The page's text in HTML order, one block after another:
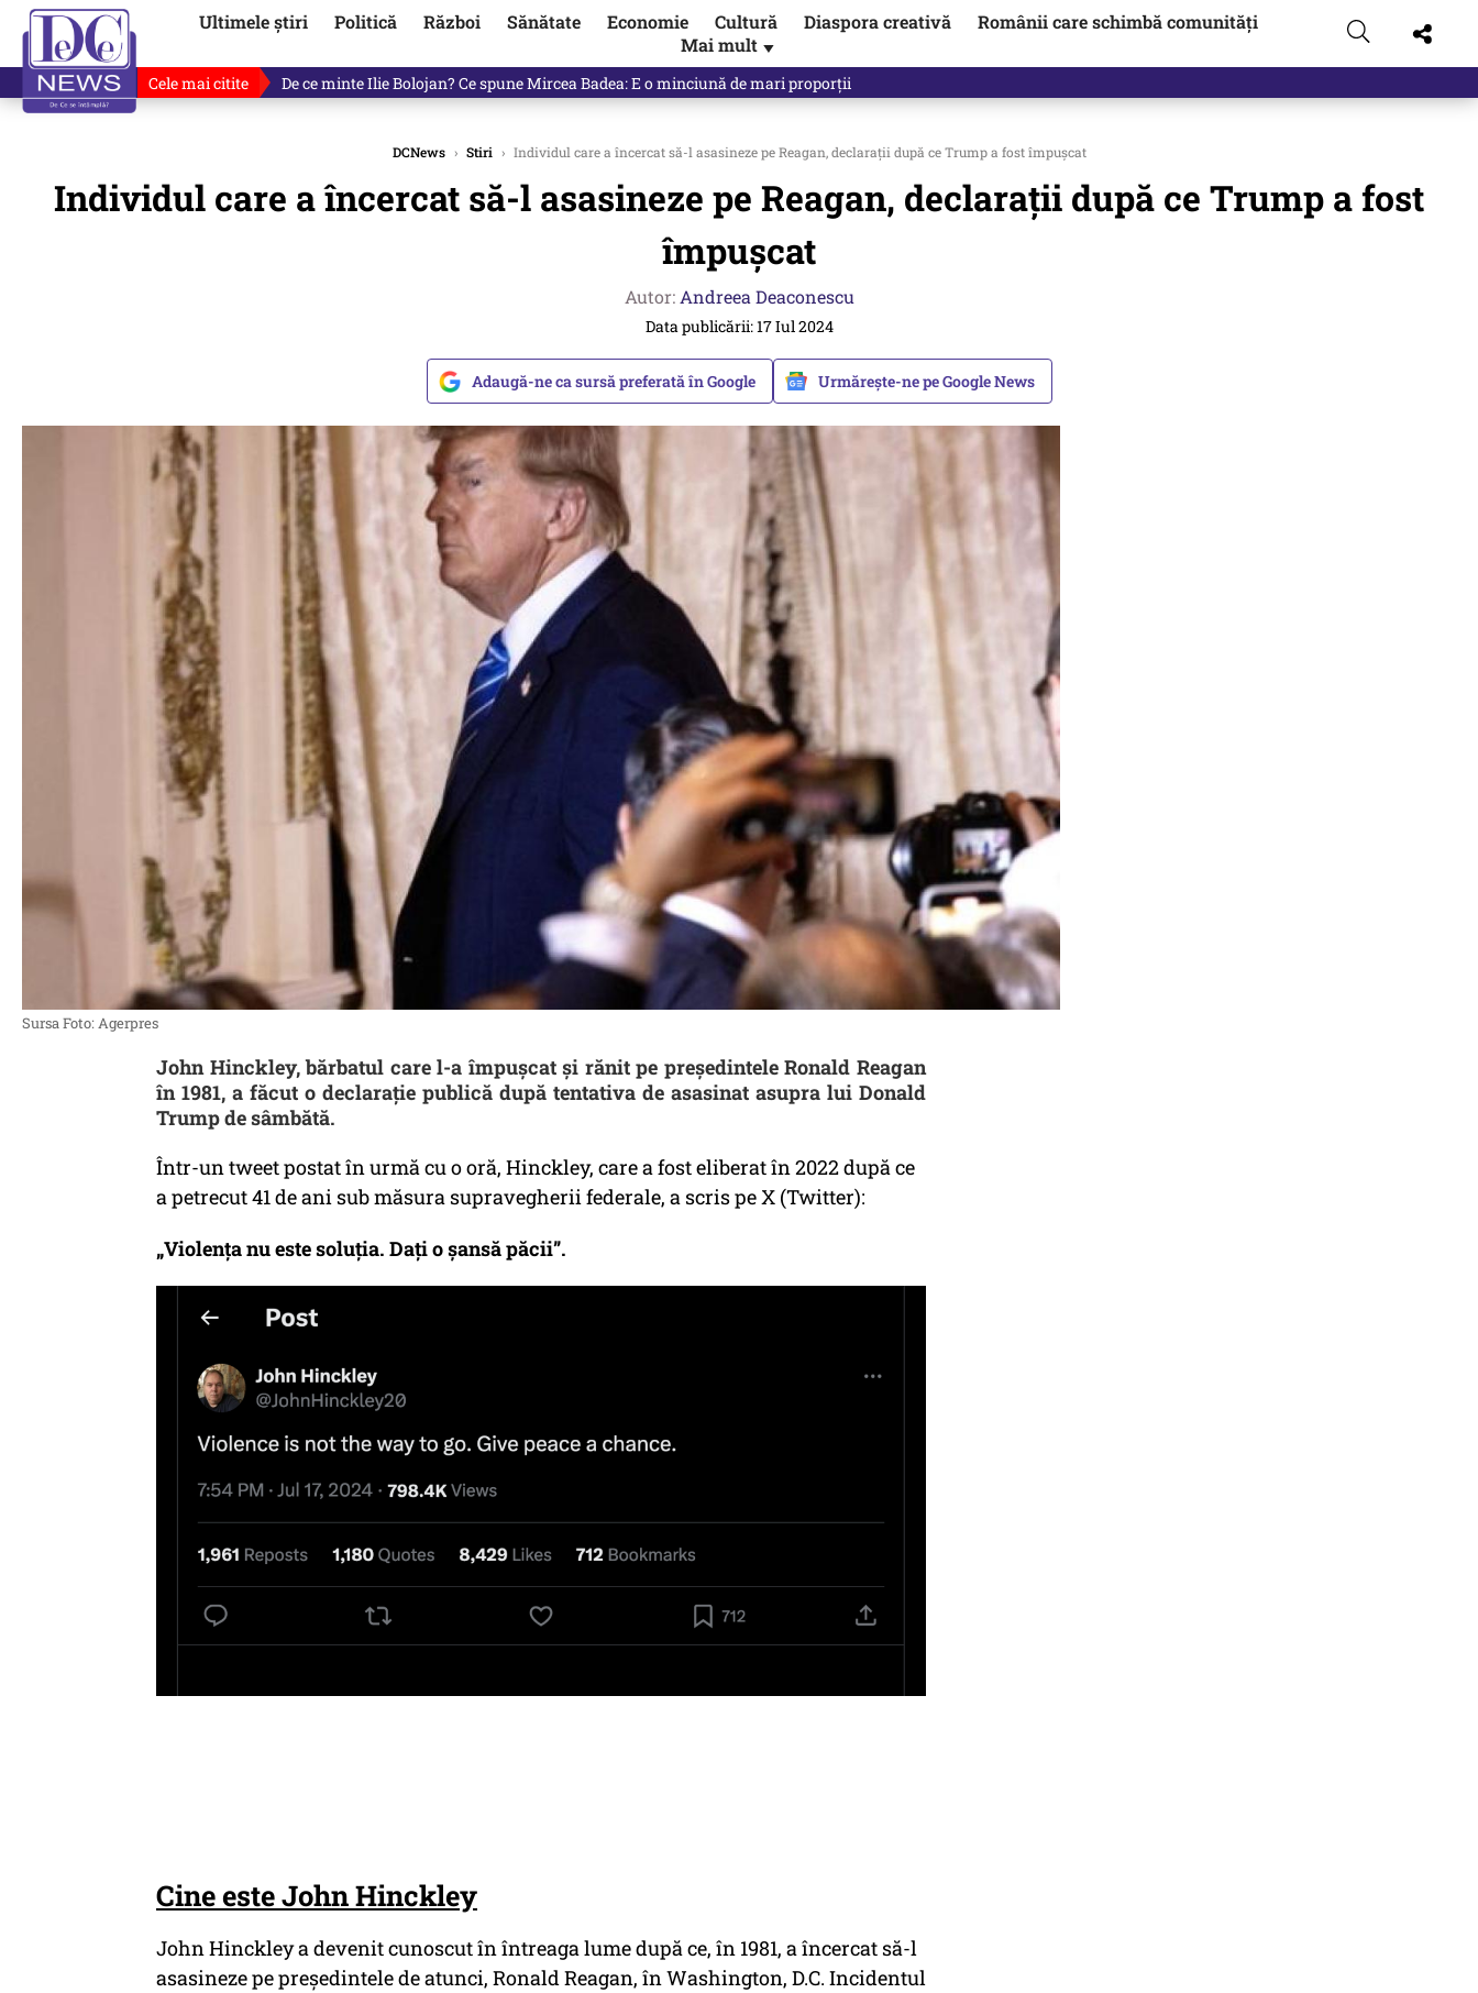
Ultimele știri Politică Război Sănătate Economie Cultură Diaspora creativă
Românii care schimbă comunități
Mai mult ▼
Cele mai citite Cu luni înainte de anunțul lui Ponta, Chirieac anticipa totul. Cine este acum în pericol / VIDEO
DCNews › Stiri › Individul care a încercat să-l asasineze pe Reagan, declarații după ce Trump a fost împușcat
Individul care a încercat să-l asasineze pe Reagan, declarații după ce Trump a fost
împușcat
Autor: Andreea Deaconescu
Data publicării: 17 Iul 2024
Adaugă-ne ca sursă preferată în Google Urmărește-ne pe Google News
Sursa Foto: Agerpres
John Hinckley, bărbatul care l-a împușcat și rănit pe președintele Ronald Reagan
în 1981, a făcut o declarație publică după tentativa de asasinat asupra lui Donald
Trump de sâmbătă.
Într-un tweet postat în urmă cu o oră, Hinckley, care a fost eliberat în 2022 după ce
a petrecut 41 de ani sub măsura supravegherii federale, a scris pe X (Twitter):
„Violența nu este soluția. Dați o șansă păcii”.
Cine este John Hinckley
John Hinckley a devenit cunoscut în întreaga lume după ce, în 1981, a încercat să-l
asasineze pe președintele de atunci, Ronald Reagan, în Washington, D.C. Incidentul